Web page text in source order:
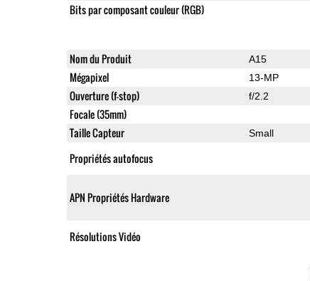
Bits par composant couleur (RGB)
Nom du Produit A15
Mégapixel 13-MP
Ouverture (f-stop) f/2.2
Focale (35mm)
Taille Capteur Small
Propriétés autofocus
APN Propriétés Hardware
Résolutions Vidéo